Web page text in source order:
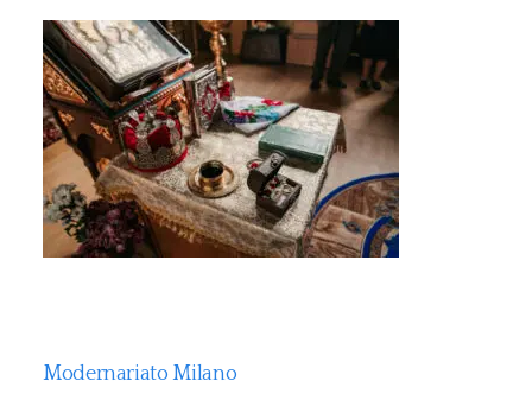
Modernariato Milano